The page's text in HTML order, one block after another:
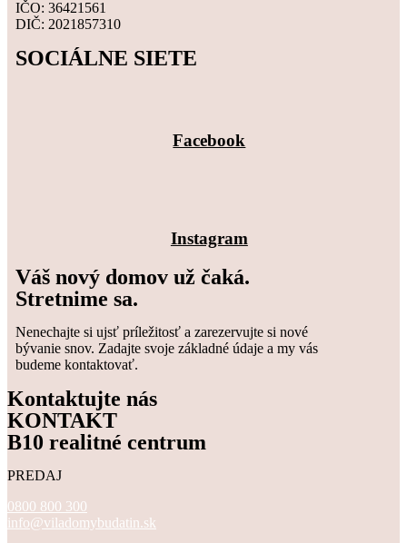
IČO: 36421561
DIČ: 2021857310
SOCIÁLNE SIETE
Facebook
Instagram
Váš nový domov už čaká.
Stretnime sa.
Nenechajte si ujsť príležitosť a zarezervujte si nové
bývanie snov. Zadajte svoje základné údaje a my vás
budeme kontaktovať.
Kontaktujte nás
KONTAKT
B10 realitné centrum
PREDAJ
0800 800 300
info@viladomybudatin.sk